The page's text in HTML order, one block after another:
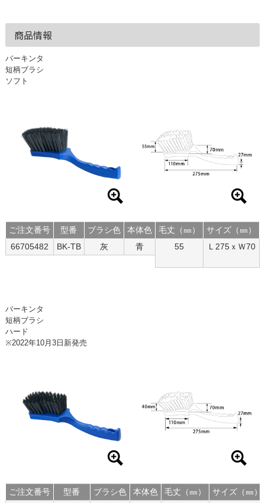
商品情報
バーキンタ
短柄ブラシ
ソフト
ご注文番号 型番 ブラシ色
本体色
66705482
BK-TB 灰 青
毛丈（㎜） サイズ（㎜）
55
Ｌ275ｘＷ70
バーキンタ
短柄ブラシ
ハード
※2022年10月3日新発売
ご注文番号 型番 ブラシ色
本体色
毛丈（㎜）
サイズ（㎜）